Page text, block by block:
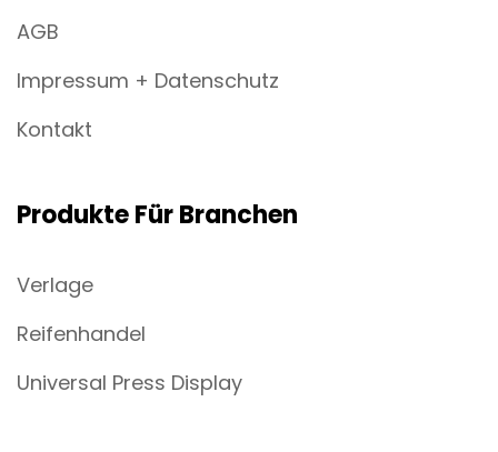
AGB
Impressum + Datenschutz
Kontakt
Produkte Für Branchen
Verlage
Reifenhandel
Universal Press Display